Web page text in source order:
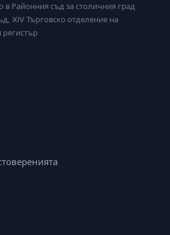
в Районния съд за столичния град
XIV Търговско отделение на